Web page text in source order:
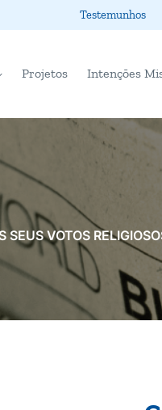
Testemunhos
Projetos Intenções
VOTOS